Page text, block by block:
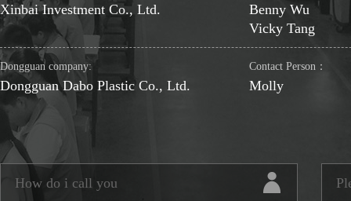
Xinbai Investment Co., Ltd.
Benny Wu
Vicky Tang
Dongguan company:
Dongguan Dabo Plastic Co., Ltd.
Contact Person：
Molly